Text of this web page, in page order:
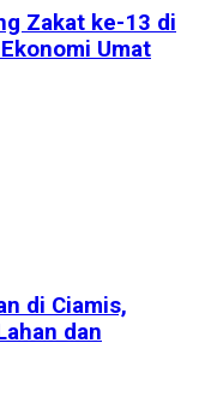
Zakat ke-13 di
Umat
di Ciamis,
dan